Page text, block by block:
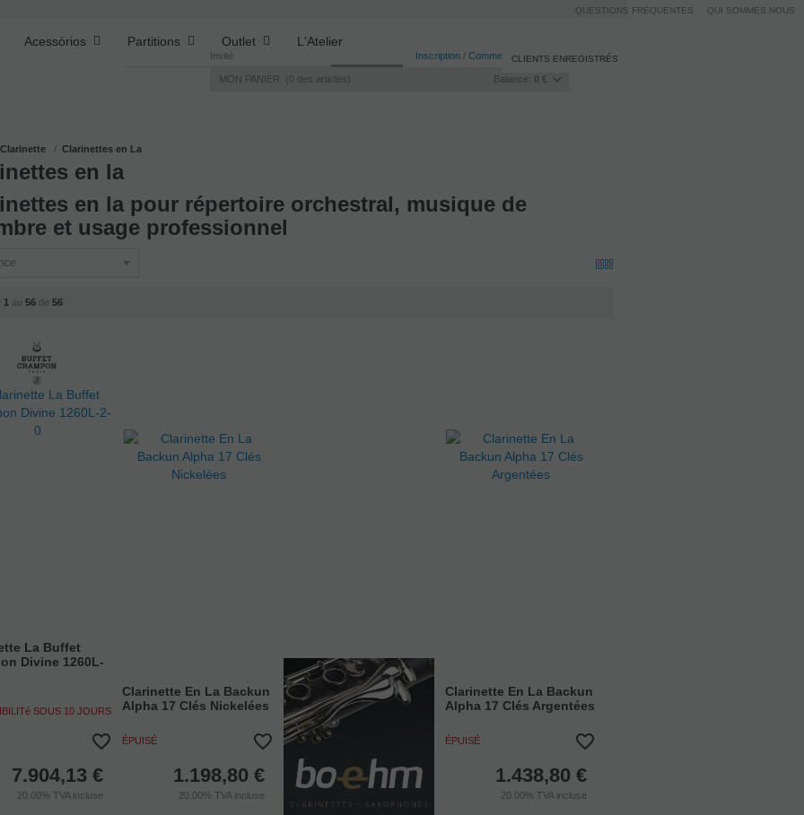
Invité Inscription / Commencer la session
MON PANIER 0 des articles Balance: 0 €
CLIENTS ENREGISTRÉS
Acessórios Partitions Outlet L'Atelier
Clarinette Clarinettes en La
en la
en la pour répertoire orchestral, musique de
et usage professionnel
1 au56 de 56
La Buffet
Divine 1260L-
SOUS 10 JOURS
7.904,13 €
20.00%TVA incluse
Clarinette En La Backun
Alpha 17 Clés Nickelées
ÉPUISÉ
1.198,80 €
20.00% TVA incluse
Clarinette En La Backun
Alpha 17 Clés Argentées
ÉPUISÉ
1.438,80 €
20.00% TVA incluse
QUESTIONS FRÉQUENTES QUI SOMMES NOUS